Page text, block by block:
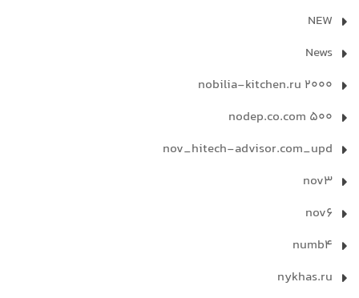
NEW
News
nobilia-kitchen.ru 2000
nodep.co.com 500
nov_hitech-advisor.com_upd
nov3
nov6
numb4
nykhas.ru